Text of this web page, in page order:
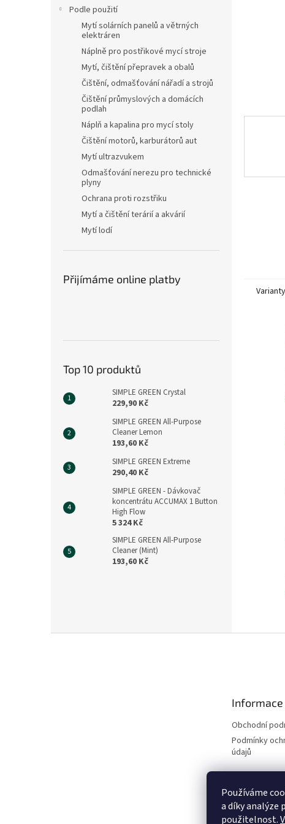
Používáme
a díky analýze
použitelnost.
Podle použití
Mytí solárních panelů a větrných
elektráren
Náplně pro postřikové mycí stroje
Mytí, čištění přepravek a obalů
Čištění, odmašťování nářadí a strojů
Čištění průmyslových a domácích
podlah
Náplň a kapalina pro mycí stoly
Čištění motorů, karburátorů aut
Mytí ultrazvukem
Odmašťování nerezu pro technické
plyny
Ochrana proti rozstřiku
Mytí a čištění terárií a akvárií
Mytí lodí
Přijímáme online platby
Top 10 produktů
SIMPLE GREEN Crystal
229,90 Kč
SIMPLE GREEN All-Purpose
Cleaner Lemon
193,60 Kč
SIMPLE GREEN Extreme
290,40 Kč
SIMPLE GREEN - Dávkovač
koncentrátu ACCUMAX 1 Button
High Flow
5 324 Kč
SIMPLE GREEN All-Purpose
Cleaner (Mint)
193,60 Kč
Varianty
Obchodní
Podmínky
údajů